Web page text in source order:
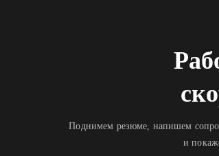
Поднимем резюме, напишем
и